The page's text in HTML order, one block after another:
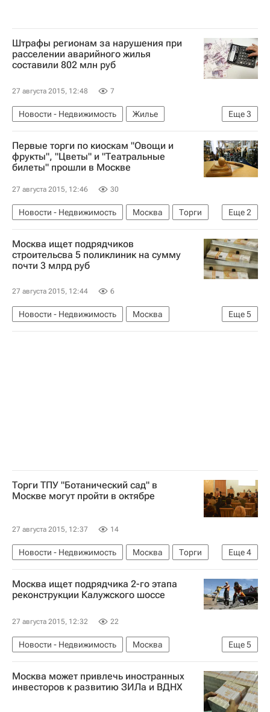
Штрафы регионам за нарушения при
расселении аварийного жилья
составили 802 млн руб
27 августа 2015, 12:48 7
Еще3
Новости - Недвижимость
Жилье
Аварийные дома
Фонд ЖКХ Россия
Первые торги по киоскам "Овощи и
фрукты", "Цветы" и "Театральные
билеты" прошли в Москве
27 августа 2015, 12:46 30
Еще2
Новости - Недвижимость Москва
Торги
Киоски
Россия
Москва ищет подрядчиков
строительсва 5 поликлиник на сумму
почти 3 млрд руб
27 августа 2015, 12:44 6
Еще5
Новости - Недвижимость
Москва
Социальная инфраструктура
Строительство
Торги ТПУ "Ботанический сад" в
Москве могут пройти в октябре
27 августа 2015, 12:37 14
Еще4
Новости - Недвижимость Москва
Торги
ТПУ
Строительство ТПУ в Москве
Инфраструктура
Россия
Москва ищет подрядчика 2-го этапа
реконструкции Калужского шоссе
27 августа 2015, 12:32 22
Еще5
Новости - Недвижимость
Москва
Реконструкция
Дороги
Инфраструктура
Госзакупки
Россия
Москва может привлечь иностранных
инвесторов к развитию ЗИЛа и ВДНХ